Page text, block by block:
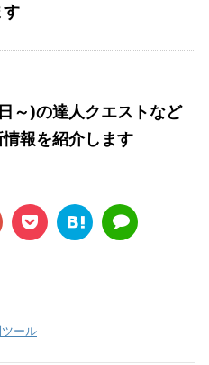
す
～)の達人クエストなど
報を紹介します
ール